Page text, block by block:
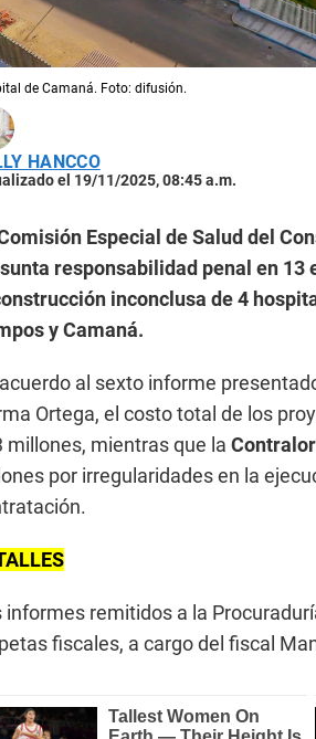
de Camaná. Foto: difusión.
HANCCO
el 19/11/2025, 08:45 a.m.
Especial de Salud del
responsabilidad penal en
inconclusa de 4
y Camaná.
al sexto informe
Ortega, el costo total de los
millones, mientras que la
por irregularidades en la
informes remitidos a la
fiscales, a cargo del fiscal